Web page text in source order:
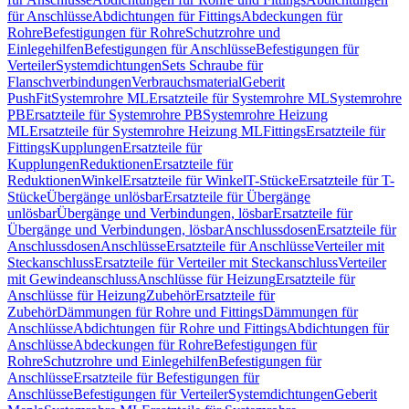
für AnschlüsseAbdichtungen für FittingsAbdeckungen für
RohreBefestigungen für RohreSchutzrohre und
EinlegehilfenBefestigungen für AnschlüsseBefestigungen für
VerteilerSystemdichtungenSets Schraube für
FlanschverbindungenVerbrauchsmaterialGeberit
PushFitSystemrohre MLErsatzteile für Systemrohre MLSystemrohre
PBErsatzteile für Systemrohre PBSystemrohre Heizung
MLErsatzteile für Systemrohre Heizung MLFittingsErsatzteile für
FittingsKupplungenErsatzteile für
KupplungenReduktionenErsatzteile für
ReduktionenWinkelErsatzteile für WinkelT-StückeErsatzteile für T-
StückeÜbergänge unlösbarErsatzteile für Übergänge
unlösbarÜbergänge und Verbindungen, lösbarErsatzteile für
Übergänge und Verbindungen, lösbarAnschlussdosenErsatzteile für
AnschlussdosenAnschlüsseErsatzteile für AnschlüsseVerteiler mit
SteckanschlussErsatzteile für Verteiler mit SteckanschlussVerteiler
mit GewindeanschlussAnschlüsse für HeizungErsatzteile für
Anschlüsse für HeizungZubehörErsatzteile für
ZubehörDämmungen für Rohre und FittingsDämmungen für
AnschlüsseAbdichtungen für Rohre und FittingsAbdichtungen für
AnschlüsseAbdeckungen für RohreBefestigungen für
RohreSchutzrohre und EinlegehilfenBefestigungen für
AnschlüsseErsatzteile für Befestigungen für
AnschlüsseBefestigungen für VerteilerSystemdichtungenGeberit